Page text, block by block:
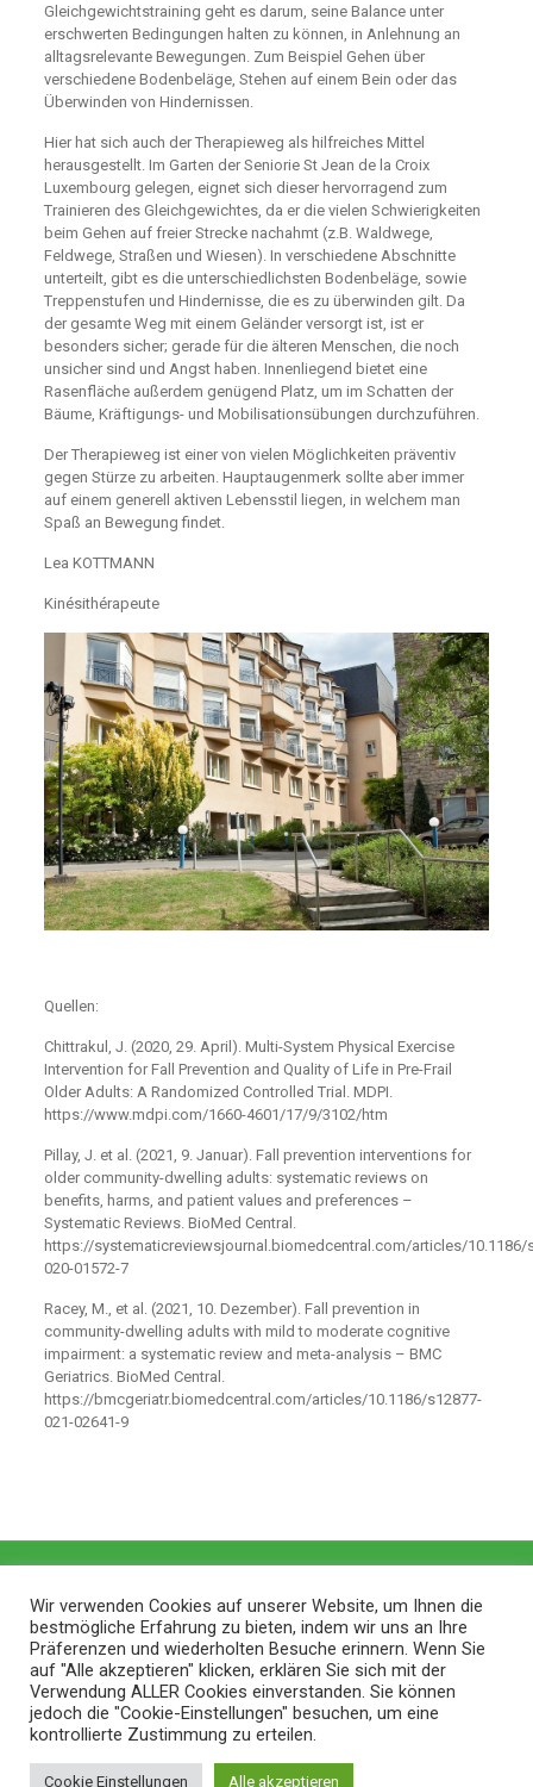
Gleichgewichtstraining geht es darum, seine Balance unter
erschwerten Bedingungen halten zu können, in Anlehnung an
alltagsrelevante Bewegungen. Zum Beispiel Gehen über
verschiedene Bodenbeläge, Stehen auf einem Bein oder das
Überwinden von Hindernissen.
Hier hat sich auch der Therapieweg als hilfreiches Mittel
herausgestellt. Im Garten der Seniorie St Jean de la Croix
Luxembourg gelegen, eignet sich dieser hervorragend zum
Trainieren des Gleichgewichtes, da er die vielen Schwierigkeiten
beim Gehen auf freier Strecke nachahmt (z.B. Waldwege,
Feldwege, Straßen und Wiesen). In verschiedene Abschnitte
unterteilt, gibt es die unterschiedlichsten Bodenbeläge, sowie
Treppenstufen und Hindernisse, die es zu überwinden gilt. Da
der gesamte Weg mit einem Geländer versorgt ist, ist er
besonders sicher; gerade für die älteren Menschen, die noch
unsicher sind und Angst haben. Innenliegend bietet eine
Rasenfläche außerdem genügend Platz, um im Schatten der
Bäume, Kräftigungs- und Mobilisationsübungen durchzuführen.
Der Therapieweg ist einer von vielen Möglichkeiten präventiv
gegen Stürze zu arbeiten. Hauptaugenmerk sollte aber immer
auf einem generell aktiven Lebensstil liegen, in welchem man
Spaß an Bewegung findet.
Lea KOTTMANN
Kinésithérapeute
Quellen:
Chittrakul, J. (2020, 29. April). Multi-System Physical Exercise
Intervention for Fall Prevention and Quality of Life in Pre-Frail
Older Adults: A Randomized Controlled Trial. MDPI.
https://www.mdpi.com/1660-4601/17/9/3102/htm
Pillay, J. et al. (2021, 9. Januar). Fall prevention interventions for
older community-dwelling adults: systematic reviews on
benefits, harms, and patient values and preferences –
Systematic Reviews. BioMed Central.
https://systematicreviewsjournal.biomedcentral.com/articles/10.1186/
020-01572-7
Racey, M., et al. (2021, 10. Dezember). Fall prevention in
community-dwelling adults with mild to moderate cognitive
impairment: a systematic review and meta-analysis – BMC
Geriatrics. BioMed Central.
https://bmcgeriatr.biomedcentral.com/articles/10.1186/s12877-
021-02641-9
© 2026 ZithaBlog |Web Design and Service made in
Wir verwenden Cookies auf unserer Website, um Ihnen die
bestmögliche Erfahrung zu bieten, indem wir uns an Ihre
Präferenzen und wiederholten Besuche erinnern. Wenn Sie
auf "Alle akzeptieren" klicken, erklären Sie sich mit der
Verwendung ALLER Cookies einverstanden. Sie können
jedoch die "Cookie-Einstellungen" besuchen, um eine
kontrollierte Zustimmung zu erteilen.
Cookie Einstellungen Alle akzeptieren